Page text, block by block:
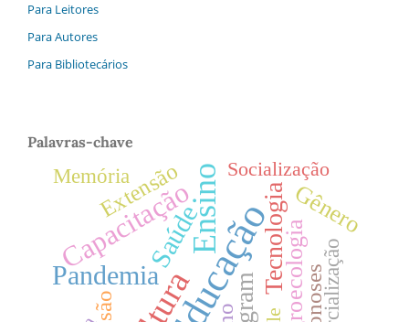
Para Leitores
Para Autores
Para Bibliotecários
Palavras-chave
Educação
Ensino
Capacitação
Pandemia
Saúde TecnologiaAgroecologia
Gênero
Extensão
Memória Socialização